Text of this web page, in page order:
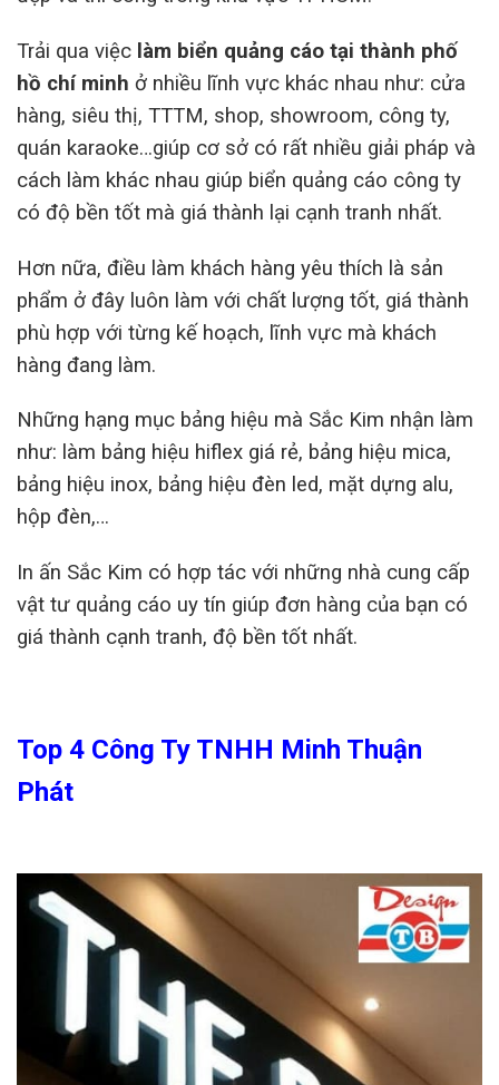
Trải qua việc làm biển quảng cáo tại thành phố
hồ chí minh ở nhiều lĩnh vực khác nhau như: cửa
hàng, siêu thị, TTTM, shop, showroom, công ty,
quán karaoke…giúp cơ sở có rất nhiều giải pháp và
cách làm khác nhau giúp biển quảng cáo công ty
có độ bền tốt mà giá thành lại cạnh tranh nhất.
Hơn nữa, điều làm khách hàng yêu thích là sản
phẩm ở đây luôn làm với chất lượng tốt, giá thành
phù hợp với từng kế hoạch, lĩnh vực mà khách
hàng đang làm.
Những hạng mục bảng hiệu mà Sắc Kim nhận làm
như: làm bảng hiệu hiflex giá rẻ, bảng hiệu mica,
bảng hiệu inox, bảng hiệu đèn led, mặt dựng alu,
hộp đèn,…
In ấn Sắc Kim có hợp tác với những nhà cung cấp
vật tư quảng cáo uy tín giúp đơn hàng của bạn có
giá thành cạnh tranh, độ bền tốt nhất.
Top 4 Công Ty TNHH Minh Thuận
Phát